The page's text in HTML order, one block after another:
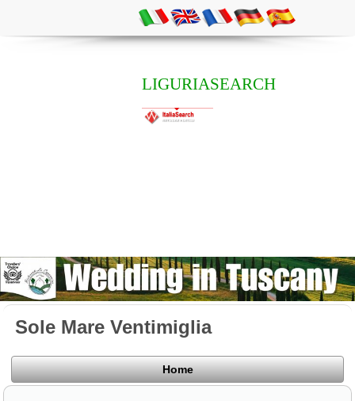
LIGURIASEARCH
Sole Mare Ventimiglia
Home